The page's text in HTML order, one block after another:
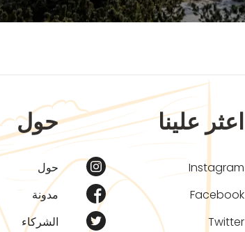
اعثر علينا
Instagram
Facebook
Twitter
حول
حول
مدونة
الشركاء